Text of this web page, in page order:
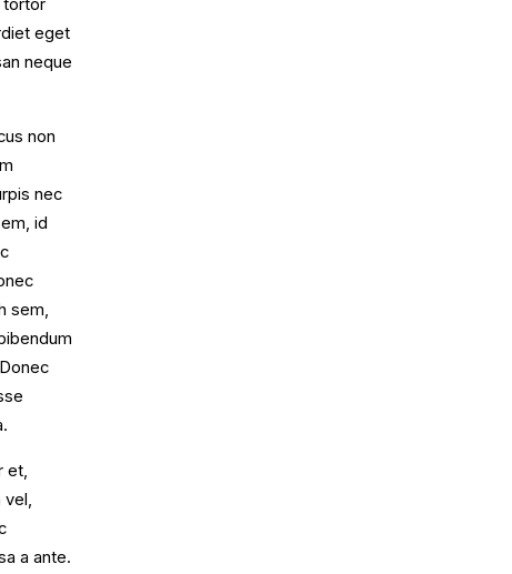
tortor
eget
neque
non
nec
id
sem,
et,
vel,
a ante.